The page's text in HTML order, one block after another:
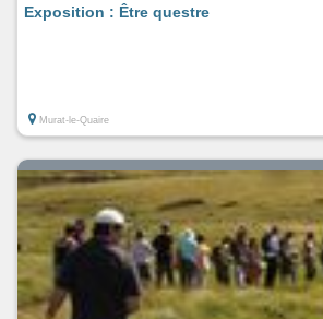
Exposition : Être questre
Murat-le-Quaire